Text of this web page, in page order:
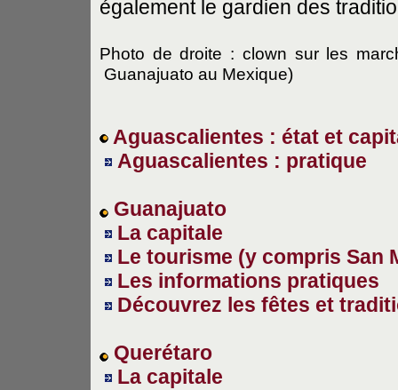
également le gardien des
Photo de droite : clown sur les
Guanajuato au Mexique)
Aguascalientes : état et
Aguascalientes : pratique
Guanajuato
La capitale
Le tourisme (y compris San
Les informations pratiques
Découvrez les fêtes et
Querétaro
La capitale